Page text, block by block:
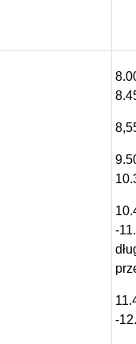
-
-